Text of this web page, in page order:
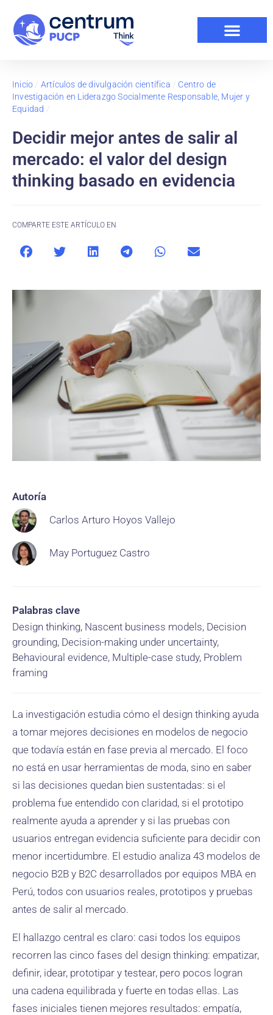
Inicio / Artículos de divulgación científica / Centro de
Investigación en Liderazgo Socialmente Responsable, Mujer y
Equidad /
Decidir mejor antes de salir al
mercado: el valor del design
thinking basado en evidencia
COMPARTE ESTE ARTÍCULO EN
Autoría
Carlos Arturo Hoyos Vallejo
May Portuguez Castro
Palabras clave
Design thinking, Nascent business models, Decision
grounding, Decision-making under uncertainty,
Behavioural evidence, Multiple-case study, Problem
framing
La investigación estudia cómo el design thinking ayuda
a tomar mejores decisiones en modelos de negocio
que todavía están en fase previa al mercado. El foco
no está en usar herramientas de moda, sino en saber
si las decisiones quedan bien sustentadas: si el
problema fue entendido con claridad, si el prototipo
realmente ayuda a aprender y si las pruebas con
usuarios entregan evidencia suficiente para decidir con
menor incertidumbre. El estudio analiza 43 modelos de
negocio B2B y B2C desarrollados por equipos MBA en
Perú, todos con usuarios reales, prototipos y pruebas
antes de salir al mercado.
El hallazgo central es claro: casi todos los equipos
recorren las cinco fases del design thinking: empatizar,
definir, idear, prototipar y testear, pero pocos logran
una cadena equilibrada y fuerte en todas ellas. Las
fases iniciales tienen mejores resultados: empatía,